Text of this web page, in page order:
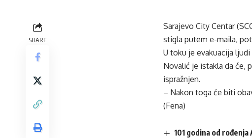
SHARE
Sarajevo City Centar
stigla putem e-maila,
U toku je evakuacija
Novalić je istakla da će,
ispražnjen.
– Nakon toga će biti
(Fena)
101 godina od